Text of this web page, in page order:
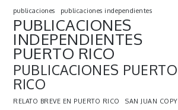
publicaciones
publicaciones independientes
PUBLICACIONES
INDEPENDIENTES
PUERTO RICO
PUBLICACIONES PUERTO
RICO
RELATO BREVE EN PUERTO RICO
SAN JUAN COPY